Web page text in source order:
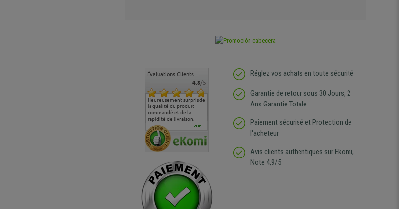
Évaluations Clients
4.8/5
Heureusement surpris de
la qualité du produit
commandé et de la
rapidité de livraison.
Siege confortable qui
J'ai pu comparer avec des
sièges que l'on trouve
dans les grandes surfaces
de l'aménagement et ne
regrette pas mon achat.
bien qu'ayant eu un
abîmé) tout a été mis en
oeuvre pour remplacer
ce produit et ce dans les
de belle qualité
PLUS...
Réglez vos achats en toute sécurité
Garantie de retour sous 30 Jours, 2
Ans Garantie Totale
Paiement sécurisé et Protection de
l'acheteur
Avis clients authentiques sur Ekomi,
Note 4,9/5